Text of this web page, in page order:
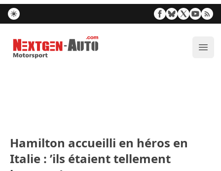
Nextgen-Auto.com
Hamilton accueilli en héros en
Italie : ’ils étaient tellement